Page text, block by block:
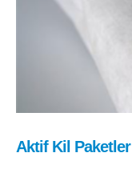
Aktif Kil Paketler